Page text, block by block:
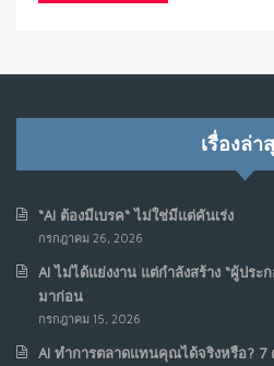
เรื่องล่า
“AI ต้องมีเบรค“ ไม่ใช่มีแต่คันเร่ง
กรกฎาคม 26, 2026
AI ไม่ได้แย่งงาน แต่กำลังสร้าง “ผู้ปร
มาก่อน
กรกฎาคม 15, 2026
AI ทำการตลาดแทนคุณได้จริงหรือ? 7